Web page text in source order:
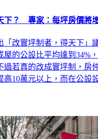
下？ 專家：每坪房價將
「改實坪制者，得天下」
屋的公設比平均達到34%
過若真的改成實坪制，房
高10萬元以上，而在公設